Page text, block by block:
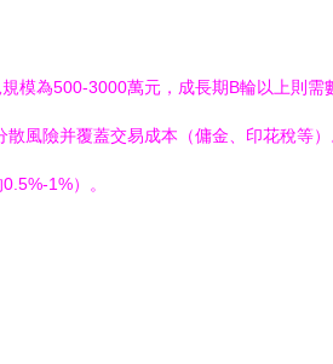
模為500-3000萬元，成長期B輪以上則需
風險并覆蓋交易成本（傭金、印花稅等）
1%）。